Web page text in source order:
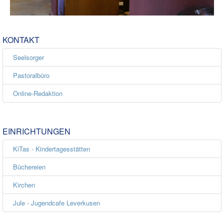
KONTAKT
Seelsorger
Pastoralbüro
Online-Redaktion
EINRICHTUNGEN
KiTas - Kindertagesstätten
Büchereien
Kirchen
Jule - Jugendcafe Leverkusen